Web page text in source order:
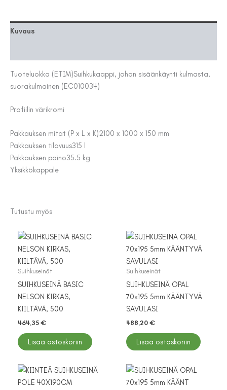
Kuvaus
Tuoteluokka (ETIM)Suihkukaappi, johon sisäänkäynti kulmasta,
suorakulmainen (EC010034)
Profiilin värikromi
Pakkauksen mitat (P x L x K)2100 x 1000 x 150 mm
Pakkauksen tilavuus315 l
Pakkauksen paino35.5 kg
Yksikkökappale
Tutustu myös
Suihkuseinät
SUIHKUSEINÄ BASIC
NELSON KIRKAS,
KIILTÄVÄ, 500
464,35 €
Lisää ostoskoriin
Suihkuseinät
SUIHKUSEINÄ OPAL
70×195 5mm KÄÄNTYVÄ
SAVULASI
488,20 €
Lisää ostoskoriin